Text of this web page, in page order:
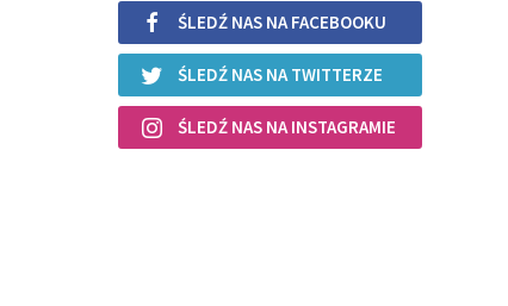
ŚLEDŹ NAS NA FACEBOOKU
ŚLEDŹ NAS NA TWITTERZE
ŚLEDŹ NAS NA INSTAGRAMIE